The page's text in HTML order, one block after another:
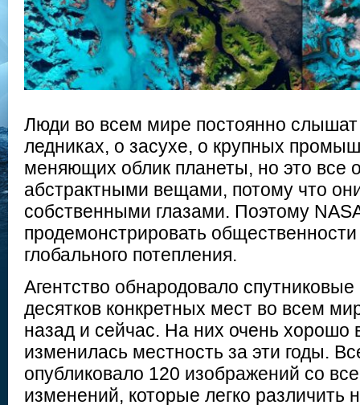
Люди во всем мире постоянно
ледниках, о засухе, о крупных
меняющих облик планеты, но это все
абстрактными вещами, потому что
собственными глазами. Поэтому
продемонстрировать
глобального потепления.
Агентство обнародовало
десятков конкретных мест во всем
назад и сейчас. На них очень хорошо
изменилась местность за эти годы.
опубликовало 120 изображений со
изменений, которые легко различить